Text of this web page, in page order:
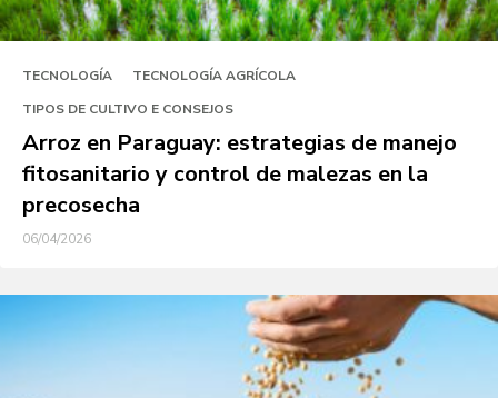
TECNOLOGÍA
TECNOLOGÍA AGRÍCOLA
TIPOS DE CULTIVO E CONSEJOS
Arroz en Paraguay: estrategias de manejo
fitosanitario y control de malezas en la
precosecha
06/04/2026